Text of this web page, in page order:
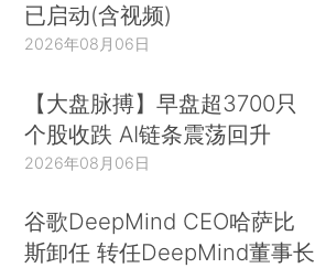
已启动(含视频)
2026年08月06日
【大盘脉搏】早盘超3700只
个股收跌 AI链条震荡回升
2026年08月06日
谷歌DeepMind CEO哈萨比
斯卸任 转任DeepMind董事长